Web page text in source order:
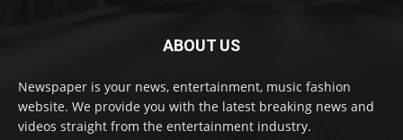
ABOUT US
Newspaper is your news, entertainment, music fashion
website. We provide you with the latest breaking news and
videos straight from the entertainment industry.